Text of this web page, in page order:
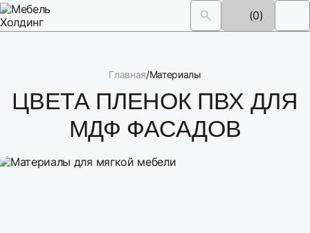
(0)
Главная Материалы
ЦВЕТА ПЛЕНОК ПВХ ДЛЯ
МДФ ФАСАДОВ